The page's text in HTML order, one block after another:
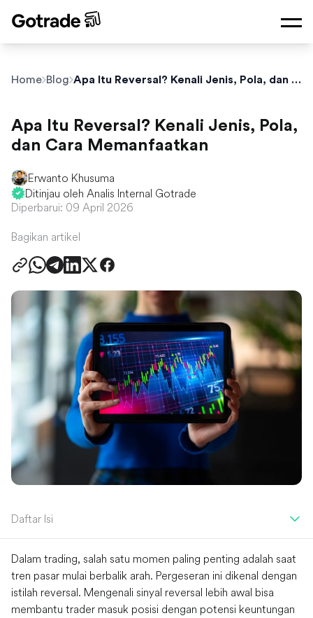
Home Blog Apa Itu Reversal? Kenali Jenis, Pola, dan Cara Memanfaatkan
Apa Itu Reversal? Kenali Jenis, Pola,
dan Cara Memanfaatkan
Erwanto Khusuma
Ditinjau oleh Analis Internal Gotrade
Diperbarui: 09 April 2026
Bagikan artikel
Daftar Isi
Dalam trading, salah satu momen paling penting adalah saat
tren pasar mulai berbalik arah. Pergeseran ini dikenal dengan
istilah reversal. Mengenali sinyal reversal lebih awal bisa
membantu trader masuk posisi dengan potensi keuntungan